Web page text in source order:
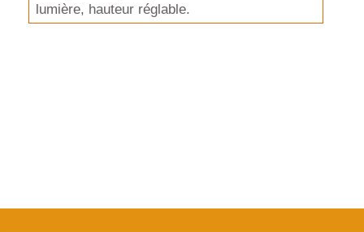
lumière, hauteur réglable.